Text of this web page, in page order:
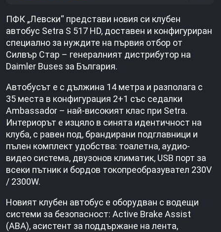
ПФК „Левски“ представи новия си клубен
автобус Setra S 517 HD, доставен и конфигуриран
специално за нуждите на първия отбор от
Силвър Стар – генералният дистрибутор на
Daimler Buses за България.
Автобусът е с дължина 14 метра и разполага с
35 места в конфигурация 2+1 със седалки
Ambassador – най-високият клас при Setra.
Интериорът е изцяло в синята идентичност на
клуба, с равен под, брандирани подглавници и
пълен комплект удобства: тоалетна, аудио-
видео система, двузонов климатик, USB порт за
всеки пътник и бордов токопреобразувател 230V
/ 2300W.
Новият клубен автобус е оборудван с водещи
системи за безопасност: Active Brake Assist
(ABA), асистент за поддържане на лента,